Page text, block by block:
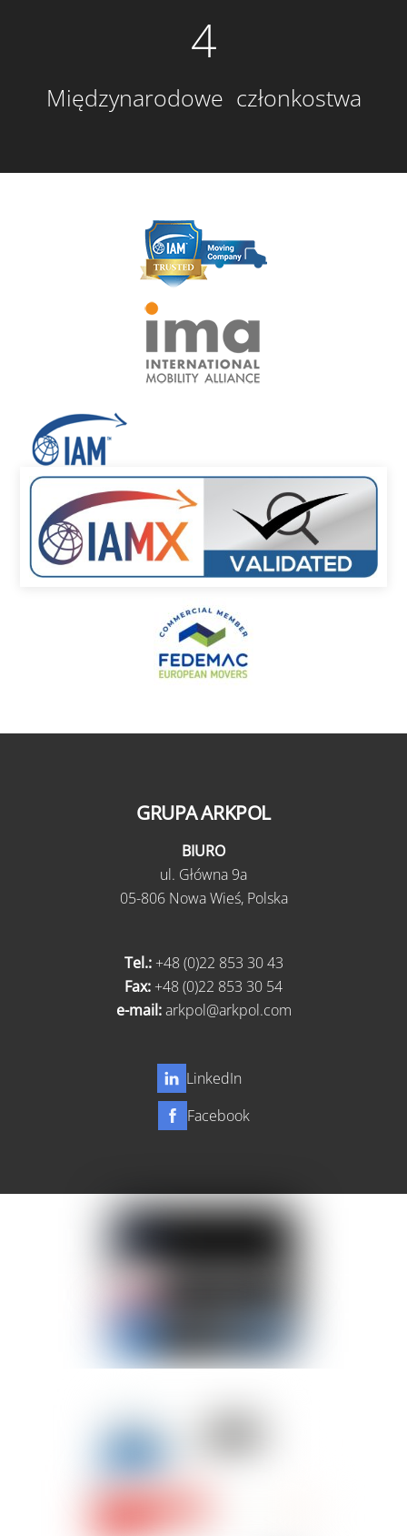
4
Międzynarodowe członkostwa
GRUPA ARKPOL
BIURO
ul. Główna 9a
05-806 Nowa Wieś, Polska
Tel.:+48 (0)22 853 30 43
Fax: +48 (0)22 853 30 54
e-mail:arkpol@arkpol.com
LinkedIn
Facebook